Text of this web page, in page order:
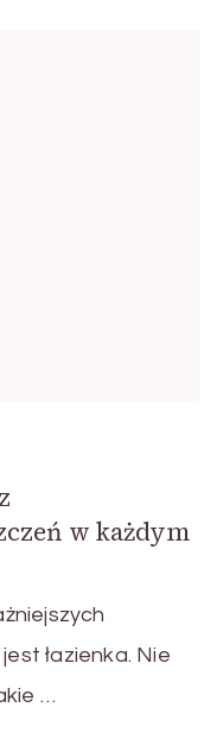
w każdym
łazienka. Nie
…